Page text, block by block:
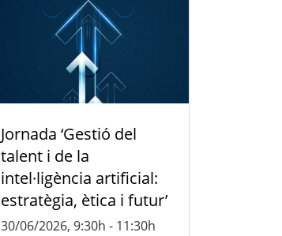
Jornada ‘Gestió del
talent i de la
intel·ligència artificial:
estratègia, ètica i futur’
30/06/2026, 9:30h - 11:30h